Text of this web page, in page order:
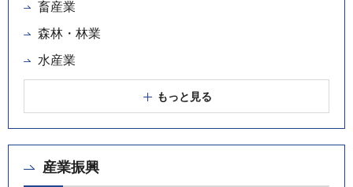
畜産業
森林・林業
水産業
もっと見る
産業振興